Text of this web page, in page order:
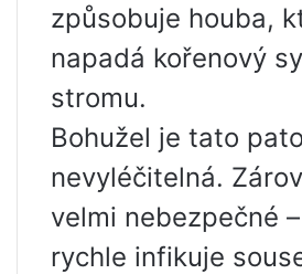
způsobuje houba,
napadá kořenový
stromu.
Bohužel je tato
nevyléčitelná.
velmi nebezpečné
rychle infikuje